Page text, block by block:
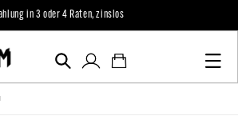
in 3 oder 4 Raten, zinslos
EinloggenWarenkorb